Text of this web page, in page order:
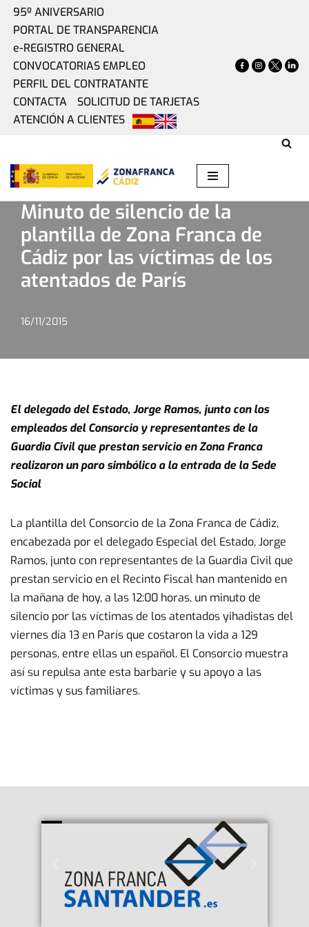
95º ANIVERSARIO
PORTAL DE TRANSPARENCIA
e-REGISTRO GENERAL
CONVOCATORIAS EMPLEO
PERFIL DEL CONTRATANTE
CONTACTA
SOLICITUD DE TARJETAS
ATENCIÓN A CLIENTES
Minuto de silencio de la plantilla de
París
Minuto de silencio de la
plantilla de Zona Franca de
Cádiz por las víctimas de los
atentados de París
16/11/2015
El delegado del Estado, Jorge Ramos, junto con los
empleados del Consorcio y representantes de la
Guardia Civil que prestan servicio en Zona Franca
realizaron un paro simbólico a la entrada de la Sede
Social
La plantilla del Consorcio de la Zona Franca de Cádiz,
encabezada por el delegado Especial del Estado, Jorge
Ramos, junto con representantes de la Guardia Civil que
prestan servicio en el Recinto Fiscal han mantenido en
la mañana de hoy, a las 12:00 horas, un minuto de
silencio por las víctimas de los atentados yihadistas del
viernes día 13 en París que costaron la vida a 129
personas, entre ellas un español. El Consorcio muestra
así su repulsa ante esta barbarie y su apoyo a las
víctimas y sus familiares.